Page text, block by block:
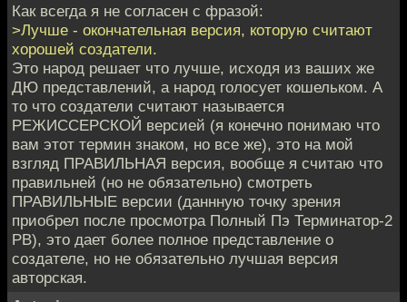
Как всегда я не согласен с фразой:
>Лучше - окончательная версия, которую считают
хорошей создатели.
Это народ решает что лучше, исходя из ваших же
ДЮ представлений, а народ голосует кошельком. А
то что создатели считают называется
РЕЖИССЕРСКОЙ версией (я конечно понимаю что
вам этот термин знаком, но все же), это на мой
взгляд ПРАВИЛЬНАЯ версия, вообще я считаю что
правильней (но не обязательно) смотреть
ПРАВИЛЬНЫЕ версии (даннную точку зрения
приобрел после просмотра Полный Пэ Терминатор-2
РВ), это дает более полное представление о
создателе, но не обязательно лучшая версия
авторская.